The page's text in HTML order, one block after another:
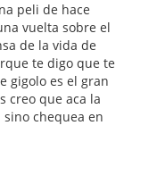
peli de hace
vuelta sobre el
de la vida de
te digo que te
gigolo es el gran
creo que aca la
chequea en